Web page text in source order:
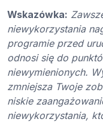
Wskazówka:
niewykorzystania
programie przed
odnosi się do
niewymienionych.
zmniejsza Twoje
niskie
niewykorzystania,